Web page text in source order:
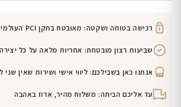
רכישה בטוחה ושקטה: מאובטח בתקן PCI העולמי
שביעות רצון מובטחת: אחריות מלאה על כל יצירה
אנחנו כאן בשבילכם: ליווי אישי ושירות שאין שני
עד אליכם הביתה: משלוח מהיר, ארוז באהבה